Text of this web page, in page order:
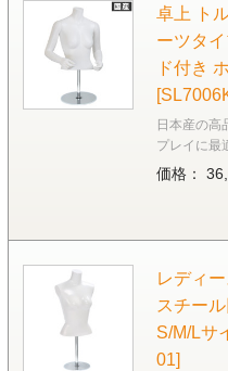
卓上 ト
ーツタ
ド付き
日本産の高
プレイに最
価格：
レディ
スチー
S/M/Lサ
01]